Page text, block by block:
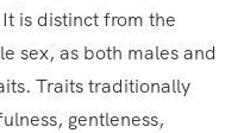
is distinct from the
sex, as both males and
Traits traditionally
gentleness,